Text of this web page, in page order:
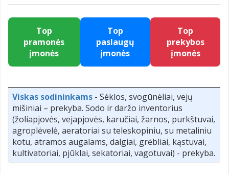
Top
pramonės
įmonės
Top
paslaugų
įmonės
Top
prekybos
įmonės
Viskas sodininkams - Sėklos, svogūnėliai, vejų
mišiniai – prekyba. Sodo ir daržo inventorius
(žoliapjovės, vejapjovės, karučiai, žarnos, purkštuvai,
agroplėvelė, aeratoriai su teleskopiniu, su metaliniu
kotu, atramos augalams, dalgiai, grėbliai, kąstuvai,
kultivatoriai, pjūklai, sekatoriai, vagotuvai) - prekyba.